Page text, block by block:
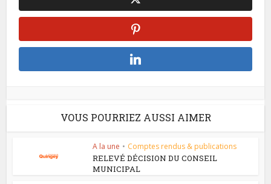
VOUS POURRIEZ AUSSI AIMER
A la une • Comptes rendus & publications
RELEVÉ DÉCISION DU CONSEIL
MUNICIPAL